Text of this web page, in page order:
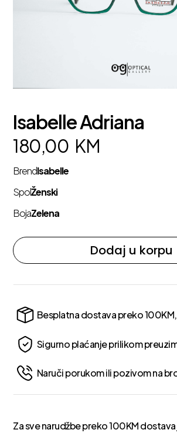
Isabelle Adriana
180,00 KM
BrendIsabelle
SpolŽenski
BojaZelena
Dodaj u korpu
Besplatna dostava preko
Sigurno plaćanje prilikom
Naruči porukom ili pozivom na
Za sve narudžbe preko 100KM